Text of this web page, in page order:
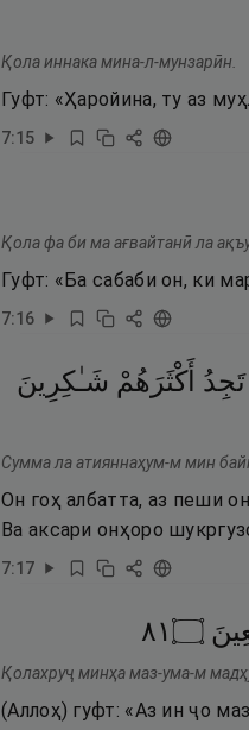
Қола иннака мина-л-мунзарӣн.
Гуфт: «Ҳаройина, ту аз
7:15
Қола фа би ма ағвайтанӣ ла
Гуфт: «Ба сабаби он, ки
7:16
تَجِدُ أَكْثَرَهُمْ شَـٰكِرِينَ
Сумма ла атияннаҳум-м мин
Он гоҳ албатта, аз пеши
Ва аксари онҳоро
7:17
۝١٨
Қолахруҷ минҳа маз-ума-м
(Аллоҳ) гуфт: «Аз ин ҷо